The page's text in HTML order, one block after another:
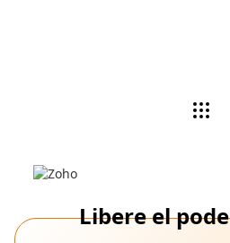
Libere el